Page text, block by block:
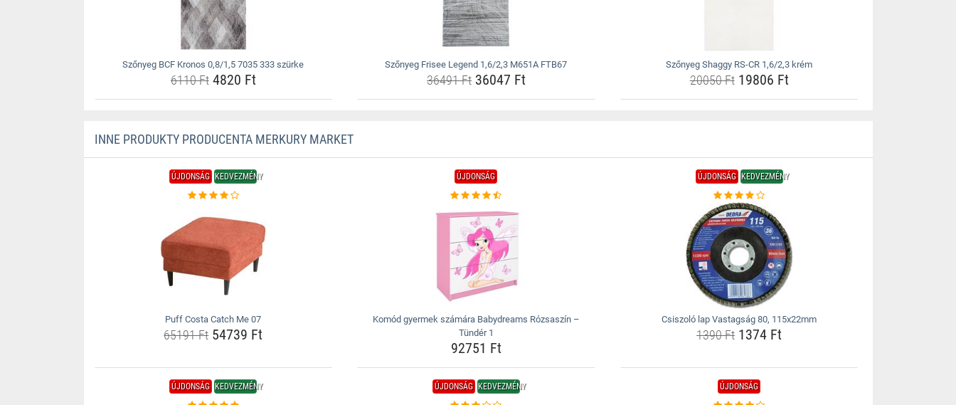
Szőnyeg BCF Kronos 0,8/1,5 7035 333 szürke
6110 Ft4820 Ft
Szőnyeg Frisee Legend 1,6/2,3 M651A FTB67
36491 Ft36047 Ft
Szőnyeg Shaggy RS-CR 1,6/2,3 krém
20050 Ft19806 Ft
INNE PRODUKTY PRODUCENTA MERKURY MARKET
ÚJDONSÁG KEDVEZMÉNY
Puff Costa Catch Me 07
65191 Ft54739 Ft
ÚJDONSÁG
Komód gyermek számára Babydreams Rózsaszín –
Tündér 1
92751 Ft
ÚJDONSÁG KEDVEZMÉNY
Csiszoló lap Vastagság 80, 115x22mm
1390 Ft 1374 Ft
ÚJDONSÁG KEDVEZMÉNY ÚJDONSÁG KEDVEZMÉNY ÚJDONSÁG